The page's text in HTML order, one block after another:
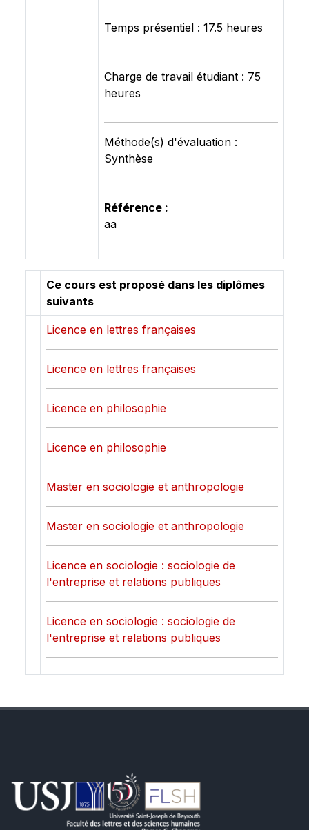
Temps présentiel : 17.5 heures
Charge de travail étudiant : 75
heures
Méthode(s) d'évaluation :
Synthèse
Référence :
aa
Ce cours est proposé dans les diplômes
suivants
Licence en lettres françaises
Licence en lettres françaises
Licence en philosophie
Licence en philosophie
Master en sociologie et anthropologie
Master en sociologie et anthropologie
Licence en sociologie : sociologie de
l'entreprise et relations publiques
Licence en sociologie : sociologie de
l'entreprise et relations publiques